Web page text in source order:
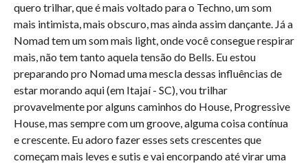
quero trilhar, que é mais voltado para o Techno, um som
mais intimista, mais obscuro, mas ainda assim dançante. Já a
Nomad tem um som mais light, onde você consegue respirar
mais, não tem tanto aquela tensão do Bells. Eu estou
preparando pro Nomad uma mescla dessas influências de
estar morando aqui (em Itajaí - SC), vou trilhar
provavelmente por alguns caminhos do House, Progressive
House, mas sempre com um groove, alguma coisa contínua
e crescente. Eu adoro fazer esses sets crescentes que
começam mais leves e sutis e vai encorpando até virar uma